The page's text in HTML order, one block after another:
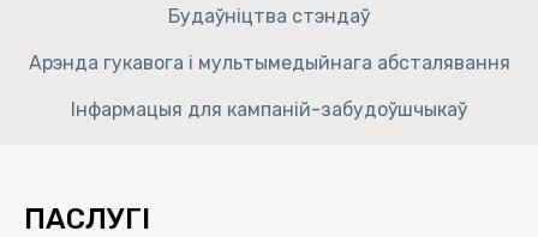
Будаўніцтва стэндаў
Арэнда гукавога і мультымедыйнага абсталявання
Інфармацыя для кампаній-забудоўшчыкаў
ПАСЛУГІ